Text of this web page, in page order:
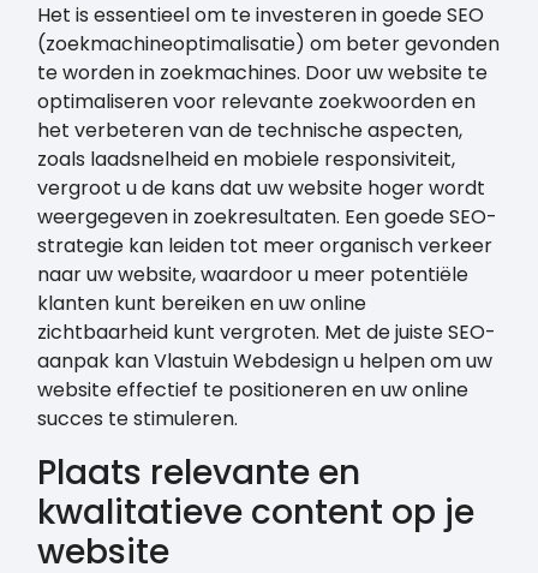
Het is essentieel om te investeren in goede SEO
(zoekmachineoptimalisatie) om beter gevonden
te worden in zoekmachines. Door uw website te
optimaliseren voor relevante zoekwoorden en
het verbeteren van de technische aspecten,
zoals laadsnelheid en mobiele responsiviteit,
vergroot u de kans dat uw website hoger wordt
weergegeven in zoekresultaten. Een goede SEO-
strategie kan leiden tot meer organisch verkeer
naar uw website, waardoor u meer potentiële
klanten kunt bereiken en uw online
zichtbaarheid kunt vergroten. Met de juiste SEO-
aanpak kan Vlastuin Webdesign u helpen om uw
website effectief te positioneren en uw online
succes te stimuleren.
Plaats relevante en
kwalitatieve content op je
website